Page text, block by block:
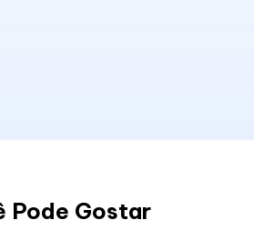
Pode Gostar